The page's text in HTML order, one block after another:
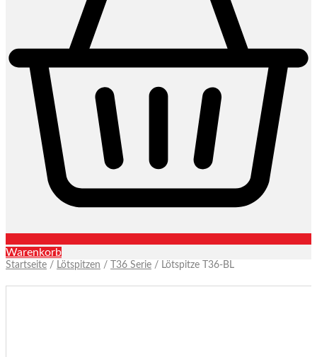
Warenkorb
Startseite / Lötspitzen / T36 Serie / Lötspitze T36-BL